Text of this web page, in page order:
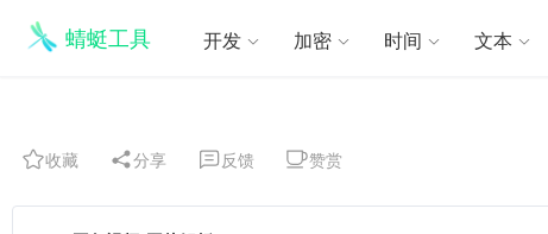
蜻蜓工具 开发 加密 时间 文本
收藏 分享 反馈 赞赏